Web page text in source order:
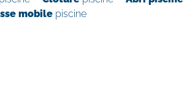
mobile piscine